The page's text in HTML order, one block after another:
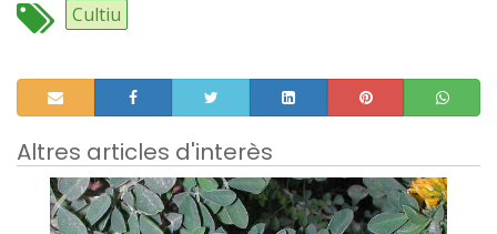
Cultiu
Altres articles d'interès